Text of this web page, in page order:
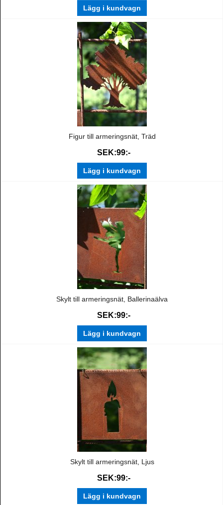
Lägg i kundvagn
Figur till armeringsnät, Träd
SEK:99:-
Lägg i kundvagn
Skylt till armeringsnät, Ballerinaälva
SEK:99:-
Lägg i kundvagn
Skylt till armeringsnät, Ljus
SEK:99:-
Lägg i kundvagn